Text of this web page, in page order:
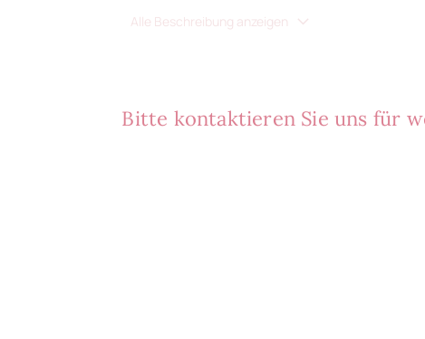
Alle Beschreibung anzeigen
Bitte kontaktieren Sie uns für